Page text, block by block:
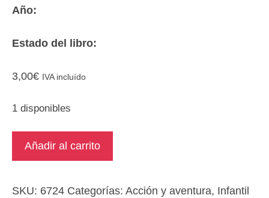
Año:
Estado del libro:
3,00€ IVA incluído
1 disponibles
Los
Vesubio.
Añadir al carrito
SKU: 6724 Categorías: Acción y aventura, Infantil